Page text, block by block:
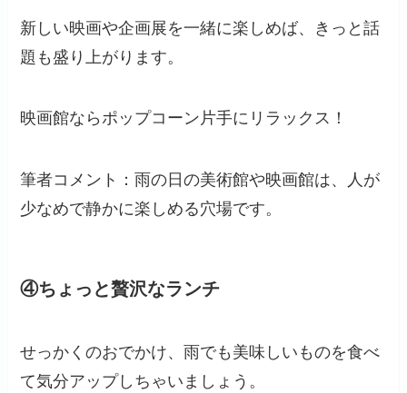
新しい映画や企画展を一緒に楽しめば、きっと話
題も盛り上がります。
映画館ならポップコーン片手にリラックス！
筆者コメント：雨の日の美術館や映画館は、人が
少なめで静かに楽しめる穴場です。
④ちょっと贅沢なランチ
せっかくのおでかけ、雨でも美味しいものを食べ
て気分アップしちゃいましょう。